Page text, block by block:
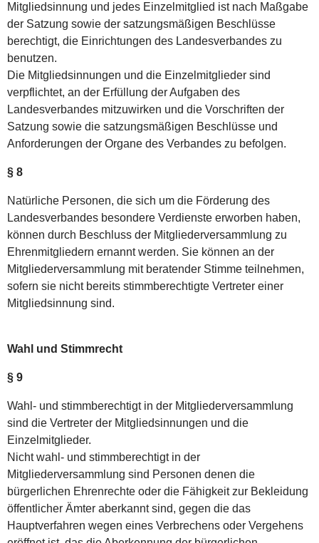
Mitgliedsinnung und jedes Einzelmitglied ist nach Maßgabe
der Satzung sowie der satzungsmäßigen Beschlüsse
berechtigt, die Einrichtungen des Landesverbandes zu
benutzen.
Die Mitgliedsinnungen und die Einzelmitglieder sind
verpflichtet, an der Erfüllung der Aufgaben des
Landesverbandes mitzuwirken und die Vorschriften der
Satzung sowie die satzungsmäßigen Beschlüsse und
Anforderungen der Organe des Verbandes zu befolgen.
§ 8
Natürliche Personen, die sich um die Förderung des
Landesverbandes besondere Verdienste erworben haben,
können durch Beschluss der Mitgliederversammlung zu
Ehrenmitgliedern ernannt werden. Sie können an der
Mitgliederversammlung mit beratender Stimme teilnehmen,
sofern sie nicht bereits stimmberechtigte Vertreter einer
Mitgliedsinnung sind.
Wahl und Stimmrecht
§ 9
Wahl- und stimmberechtigt in der Mitgliederversammlung
sind die Vertreter der Mitgliedsinnungen und die
Einzelmitglieder.
Nicht wahl- und stimmberechtigt in der
Mitgliederversammlung sind Personen denen die
bürgerlichen Ehrenrechte oder die Fähigkeit zur Bekleidung
öffentlicher Ämter aberkannt sind, gegen die das
Hauptverfahren wegen eines Verbrechens oder Vergehens